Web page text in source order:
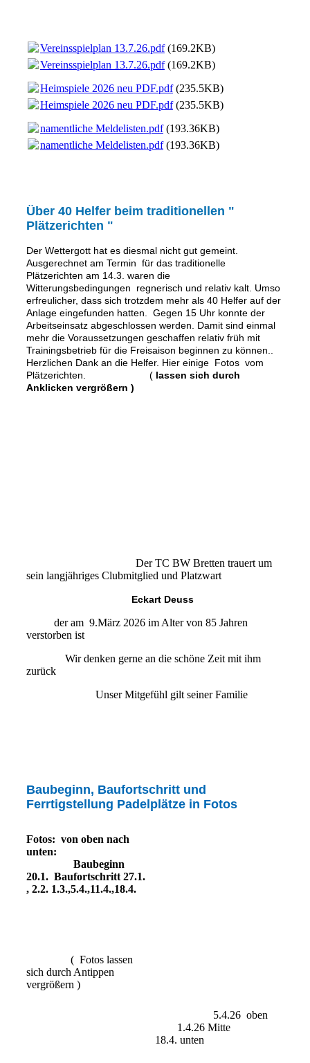
Vereinsspielplan 13.7.26.pdf(169.2KB)
Vereinsspielplan 13.7.26.pdf(169.2KB)
Heimspiele 2026 neu PDF.pdf(235.5KB)
Heimspiele 2026 neu PDF.pdf(235.5KB)
namentliche Meldelisten.pdf(193.36KB)
namentliche Meldelisten.pdf(193.36KB)
Über 40 Helfer beim traditionellen "
Plätzerichten "
Der Wettergott hat es diesmal nicht gut gemeint.
Ausgerechnet am Termin für das traditionelle
Plätzerichten am 14.3. waren die
Witterungsbedingungen regnerisch und relativ kalt. Umso
erfreulicher, dass sich trotzdem mehr als 40 Helfer auf der
Anlage eingefunden hatten. Gegen 15 Uhr konnte der
Arbeitseinsatz abgeschlossen werden. Damit sind einmal
mehr die Voraussetzungen geschaffen relativ früh mit
Trainingsbetrieb für die Freisaison beginnen zu können..
Herzlichen Dank an die Helfer. Hier einige Fotos vom
Plätzerichten. ( lassen sich durch
Anklicken vergrößern )
Der TC BW Bretten trauert um
sein langjähriges Clubmitglied und Platzwart
Eckart Deuss
der am 9.März 2026 im Alter von 85 Jahren
verstorben ist
Wir denken gerne an die schöne Zeit mit ihm
zurück
Unser Mitgefühl gilt seiner Familie
Baubeginn, Baufortschritt und
Ferrtigstellung Padelplätze in Fotos
Fotos: von oben nach
unten:
Baubeginn
20.1. Baufortschritt 27.1.
, 2.2. 1.3.,5.4.,11.4.,18.4.
( Fotos lassen
sich durch Antippen
vergrößern )
5.4.26 oben
1.4.26 Mitte
18.4. unten